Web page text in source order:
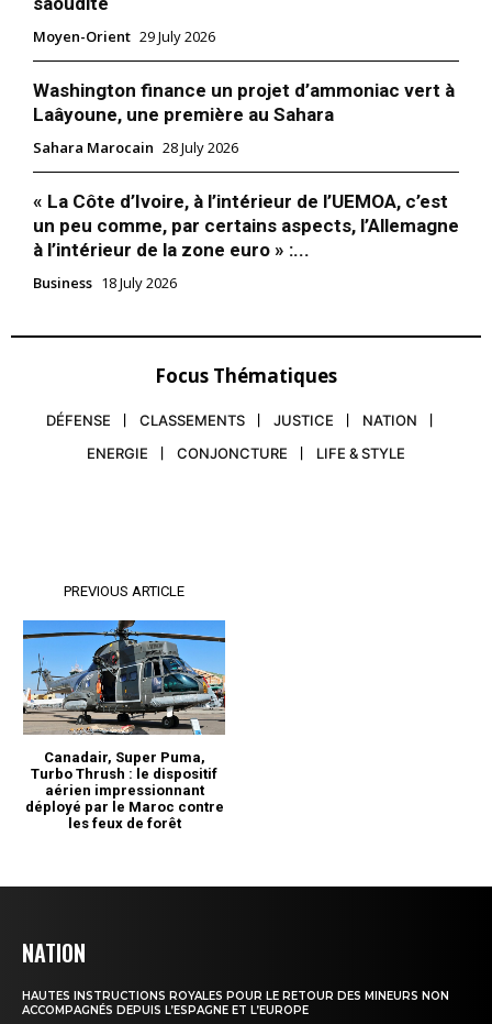
NATION
HAUTES INSTRUCTIONS ROYALES POUR LE RETOUR DES MINEURS NON
ACCOMPAGNÉS DEPUIS L’ESPAGNE ET L’EUROPE